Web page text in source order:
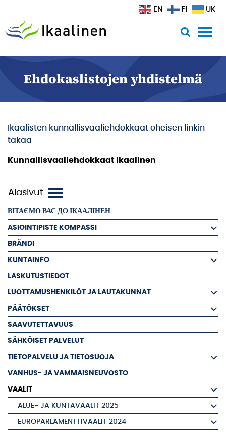
Ehdokaslistojen yhdistelmä
ВІТАЄМО ВАС ДО ІКААЛІНЕН
ASIOINTIPISTE KOMPASSI
BRÄNDI
KUNTAINFO
LASKUTUSTIEDOT
LUOTTAMUSHENKILÖT JA LAUTAKUNNAT
PÄÄTÖKSET
SAAVUTETTAVUUS
SÄHKÖISET PALVELUT
TIETOPALVELU JA TIETOSUOJA
VANHUS- JA VAMMAISNEUVOSTO
VAALIT
ALUE- JA KUNTAVAALIT 2025
EUROPARLAMENTTIVAALIT 2024
Ikaalisten kunnallisvaaliehdokkaat oheisen linkin
takaa
Kunnallisvaaliehdokkaat Ikaalinen
EN FI UK